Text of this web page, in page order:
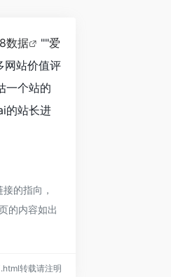
数据 ""爱
网站价值评
一个站的
的站长进
的指向，
的内容如出
转载请注明